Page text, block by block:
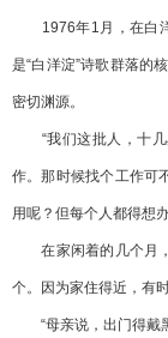
1976年1月，在白洋
是“白洋淀”诗歌群落的
密切渊源。
“我们这批人，十几
作。那时候找个工作可
用呢？但每个人都得想
在家闲着的几个月，
个。因为家住得近，有
“母亲说，出门得戴